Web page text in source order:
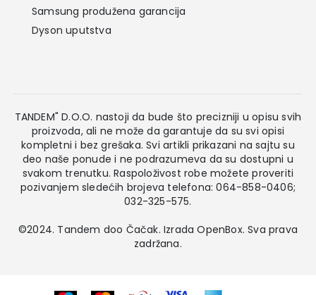
Samsung produžena garancija
Dyson uputstva
TANDEM" D.O.O. nastoji da bude što precizniji u opisu svih
proizvoda, ali ne može da garantuje da su svi opisi
kompletni i bez grešaka. Svi artikli prikazani na sajtu su
deo naše ponude i ne podrazumeva da su dostupni u
svakom trenutku. Raspoloživost robe možete proveriti
pozivanjem sledećih brojeva telefona: 064-858-0406;
032-325-575.
©2024. Tandem doo Čačak. IzradaOpenBox. Sva prava
zadržana.